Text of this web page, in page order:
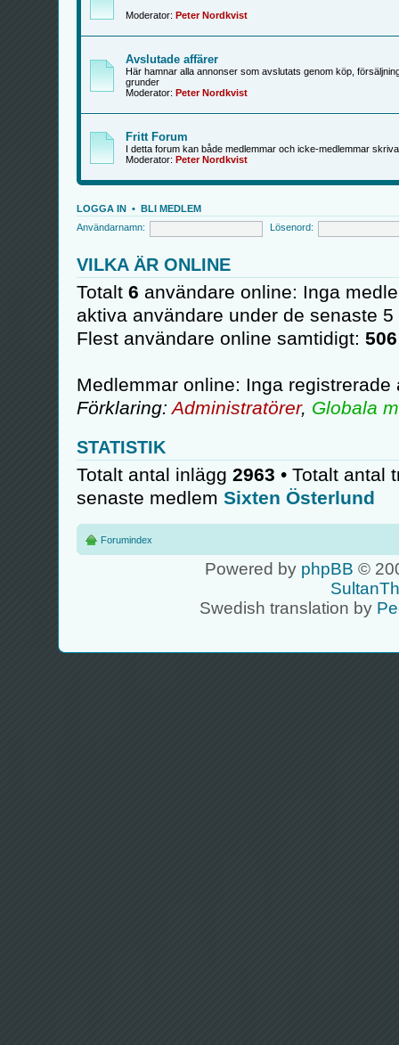
Moderator: Peter Nordkvist
Avslutade affärer
Här hamnar alla annonser som avslutats genom köp,
grunder
Moderator: Peter Nordkvist
Fritt Forum
I detta forum kan både medlemmar och icke-medlemmar
Moderator: Peter Nordkvist
LOGGA IN • BLI MEDLEM
Användarnamn:
Lösenord:
VILKA ÄR ONLINE
Totalt 6 användare online: Inga
aktiva användare under de senaste
Flest användare online samtidigt: 506
Medlemmar online: Inga registrerade
Förklaring: Administratörer, Globala
STATISTIK
Totalt antal inlägg 2963 • Totalt antal
senaste medlem Sixten Österlund
Forumindex
Powered by phpBB ©
Swedish translation by